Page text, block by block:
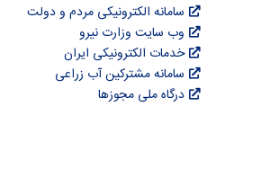
سامانه الکترونیکی مردم و دولت
وب سایت وزارت نیرو
خدمات الکترونیکی ایران
سامانه مشترکین آب زراعی
درگاه ملی مجوزها